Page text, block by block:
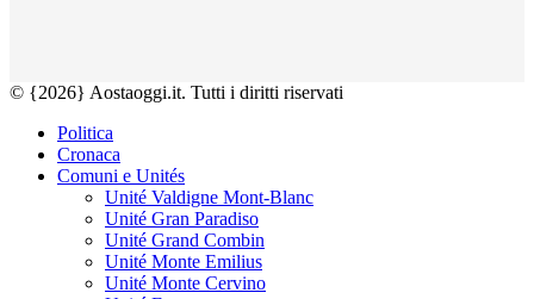
© {2026} Aostaoggi.it. Tutti i diritti riservati
Politica
Cronaca
Comuni e Unités
Unité Valdigne Mont-Blanc
Unité Gran Paradiso
Unité Grand Combin
Unité Monte Emilius
Unité Monte Cervino